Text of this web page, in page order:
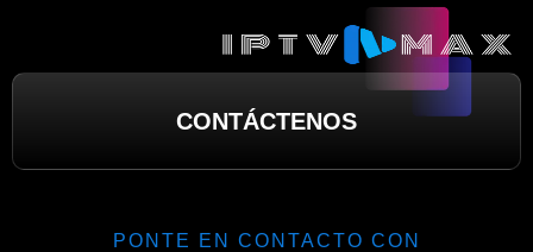
CONTÁCTENOS
PONTE EN CONTACTO CON